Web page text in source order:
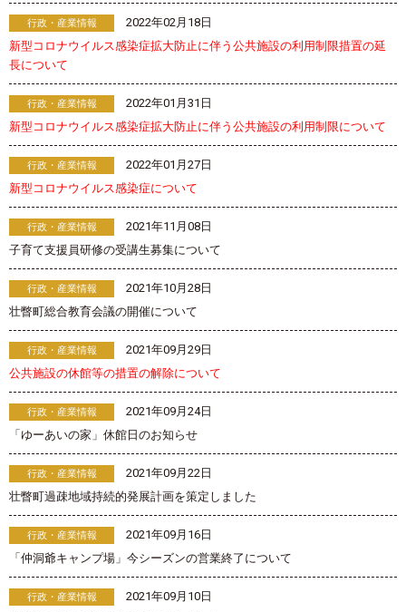
行政・産業情報
2022年02月18日
新型コロナウイルス感染症拡大防止に伴う公共施設の利用制限措置の延
長について
行政・産業情報
2022年01月31日
新型コロナウイルス感染症拡大防止に伴う公共施設の利用制限について
行政・産業情報
2022年01月27日
新型コロナウイルス感染症について
行政・産業情報
2021年11月08日
子育て支援員研修の受講生募集について
行政・産業情報
2021年10月28日
壮瞥町総合教育会議の開催について
行政・産業情報
2021年09月29日
公共施設の休館等の措置の解除について
行政・産業情報
2021年09月24日
「ゆーあいの家」休館日のお知らせ
行政・産業情報
2021年09月22日
壮瞥町過疎地域持続的発展計画を策定しました
行政・産業情報
2021年09月16日
「仲洞爺キャンプ場」今シーズンの営業終了について
行政・産業情報
2021年09月10日